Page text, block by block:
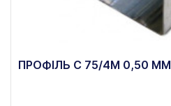
ПРОФІЛЬ C 75/4М 0,50 ММ